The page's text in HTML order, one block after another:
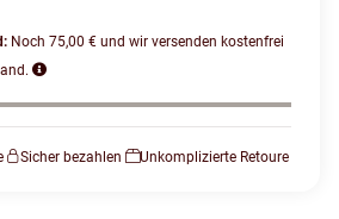
Noch 75,00 € und wir versenden kostenfrei
Sicher bezahlen Unkomplizierte Retoure